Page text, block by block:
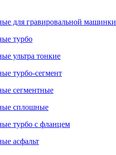
для гравировальной машинки
турбо
ультра тонкие
турбо-сегмент
сегментные
сплошные
турбо с фланцем
асфальт